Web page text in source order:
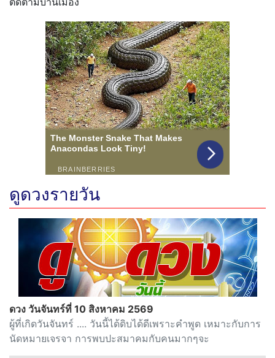
ดูดวงรายวัน
ดวง วันจันทร์ที่ 10 สิงหาคม 2569
ผู้ที่เกิดวันจันทร์ .... วันนี้ได้ดิบได้ดีเพราะคำพูด เหมาะกับการ
นัดหมายเจรจา การพบปะสมาคมกับคนมากๆจะ